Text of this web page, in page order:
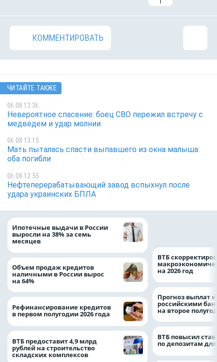
КОММЕНТИРОВАТЬ
ЧИТАЙТЕ ТАКЖЕ
06.08 13:36
Невероятное спасение: боец СВО пережил встречу с
медведем и удар молнии
06.08 13:15
Мать пыталась спасти выпавшего из окна малыша:
оба погибли
06.08 12:55
Нефтеперерабатывающий завод вспыхнул после
удара украинских БПЛА
Ипотечные выдачи в России
выросли на 38% за семь
месяцев
Объем продаж кредитов
наличными в России вырос
на 64%
Рефинансирование кредитов
в первом полугодии 2026 года
ВТБ предоставит 4,9 млрд
рублей на строительство
складских комплексов
ВТБ
на 2026 год
Прогноз выплат
российскими
на второе
ВТБ повысил
по депозитам